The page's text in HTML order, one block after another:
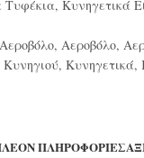
Τυφέκια, Κυνηγετικά
, Αεροβόλο,
Κυνηγιού, Κυνηγετικά,
ΠΛΗΡΟΦΟΡΊΕΣ